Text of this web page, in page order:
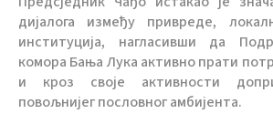
дијалога између привреде,
институција, нагласивши да
комора Бања Лука активно прати
и кроз своје активности
повољнијег пословног амбијента.